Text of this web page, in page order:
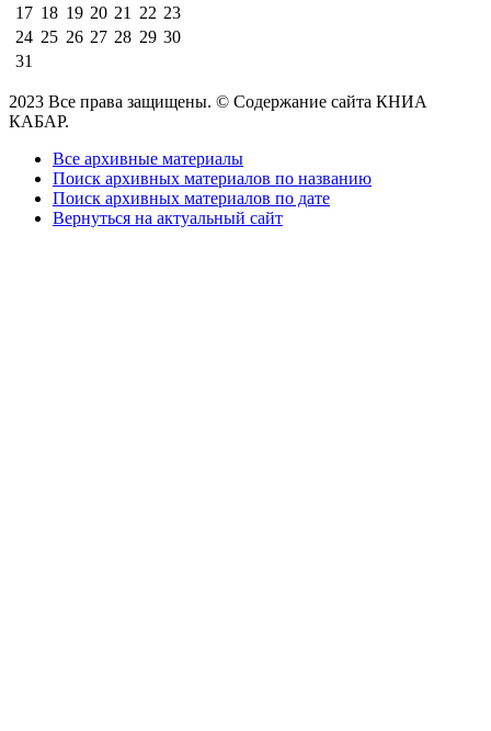
17 18 19 20 21 22 23
24 25 26 27 28 29 30
31
2023 Все права защищены. © Содержание сайта КНИА
КАБАР.
Все архивные материалы
Поиск архивных материалов по названию
Поиск архивных материалов по дате
Вернуться на актуальный сайт